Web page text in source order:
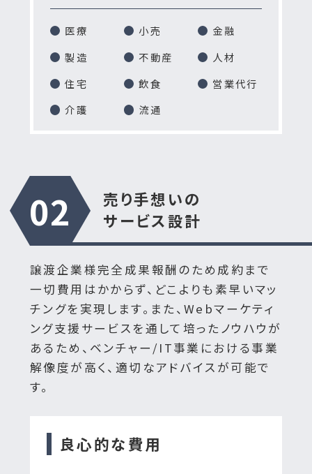
医療
製造
住宅
介護
小売
不動産
飲食
流通
金融
人材
営業代行
02
売り手想いの
サービス設計
譲渡企業様完全成果報酬のため成約まで
一切費用はかからず、どこよりも素早いマッ
チングを実現します。また、Webマーケティ
ング支援サービスを通して培ったノウハウが
あるため、ベンチャー/IT事業における事業
解像度が高く、適切なアドバイスが可能で
す。
良心的な費用